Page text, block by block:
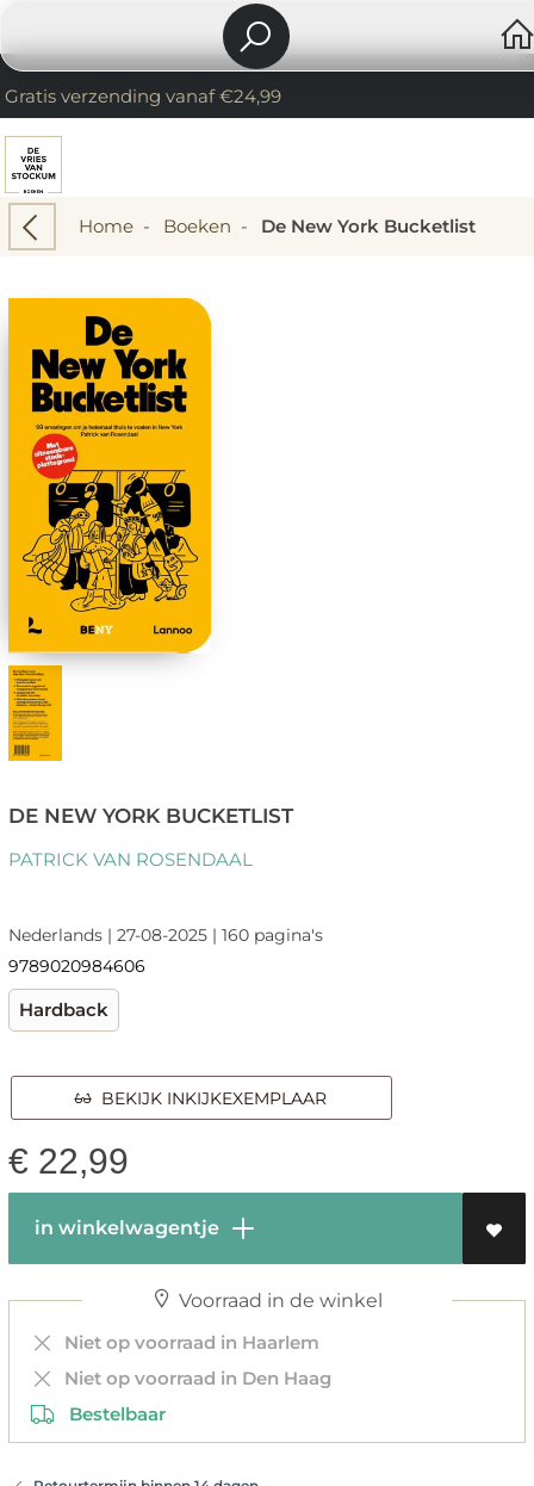
Gratis verzending vanaf €24,99
Home- Boeken - De New York Bucketlist
DE NEW YORK BUCKETLIST
PATRICK VAN ROSENDAAL
Nederlands | 27-08-2025 | 160 pagina's
9789020984606
Hardback
BEKIJK INKIJKEXEMPLAAR
€ 22,99
in winkelwagentje
Voorraad in de winkel
Niet op voorraad in Haarlem
Niet op voorraad in Den Haag
Bestelbaar